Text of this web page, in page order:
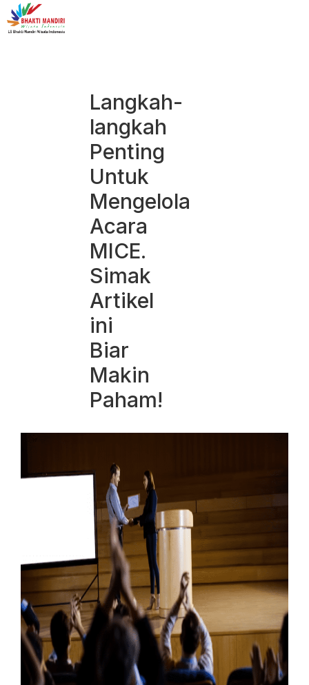
Langkah-
langkah
Penting
Untuk
Mengelola
Acara
MICE.
Simak
Artikel
ini
Biar
Makin
Paham!